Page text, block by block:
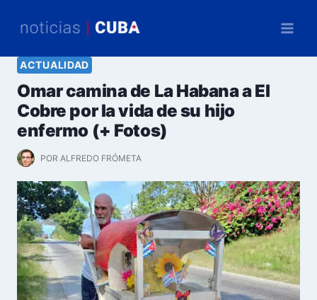
ACTUALIDAD
Omar camina de La Habana a El
Cobre por la vida de su hijo
enfermo (+ Fotos)
POR ALFREDO FRÓMETA